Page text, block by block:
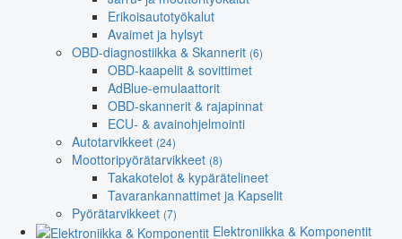
Erikoisautotyökalut
Avaimet ja hylsyt
OBD-diagnostiikka & Skannerit (6)
OBD-kaapelit & sovittimet
AdBlue-emulaattorit
OBD-skannerit & rajapinnat
ECU- & avainohjelmointi
Autotarvikkeet (24)
Moottoripyörätarvikkeet (8)
Takakotelot & kypärätelineet
Tavarankannattimet ja Kapselit
Pyörätarvikkeet (7)
Elektroniikka & Komponentit